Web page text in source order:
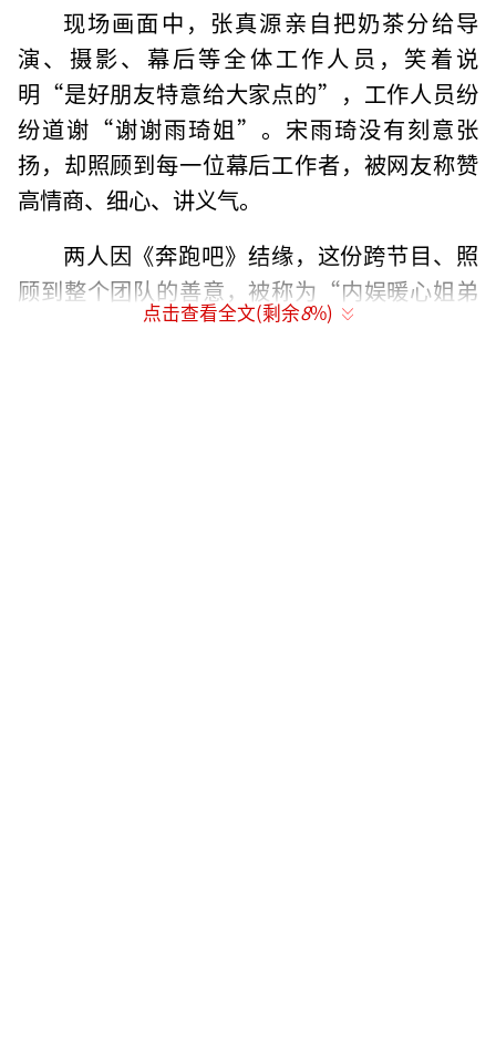
现场画面中，张真源亲自把奶茶分给导
演、摄影、幕后等全体工作人员，笑着说
明“是好朋友特意给大家点的”，工作人员纷
纷道谢“谢谢雨琦姐”。宋雨琦没有刻意张
扬，却照顾到每一位幕后工作者，被网友称赞
高情商、细心、讲义气。
两人因《奔跑吧》结缘，这份跨节目、照
顾到整个团队的善意，被称为“内娱暖心姐弟
情”，#宋雨琦为张真源工作人员点40杯奶茶#
点击查看全文(剩余8%)